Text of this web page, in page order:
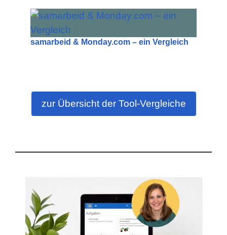
samarbeid & Monday.com – ein Vergleich
zur Übersicht der Tool-Vergleiche